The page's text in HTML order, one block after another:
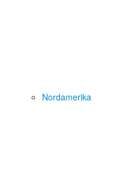
Nordamerika